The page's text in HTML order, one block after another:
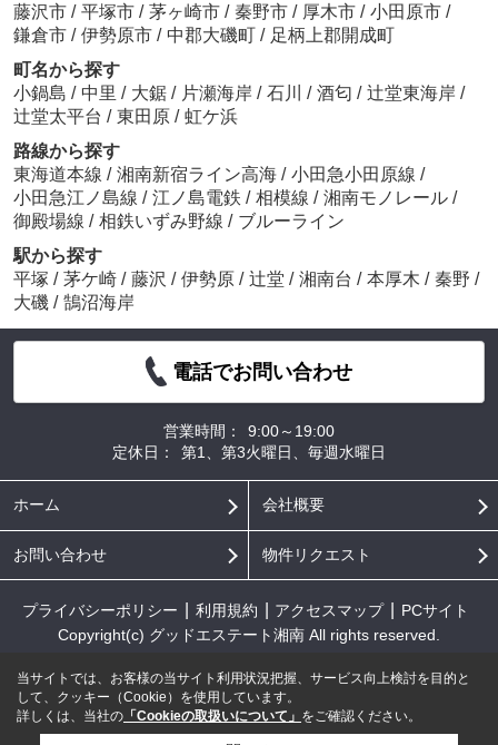
藤沢市 / 平塚市 / 茅ヶ崎市 / 秦野市 / 厚木市 / 小田原市 /
鎌倉市 / 伊勢原市 / 中郡大磯町 / 足柄上郡開成町
町名から探す
小鍋島 / 中里 / 大鋸 / 片瀬海岸 / 石川 / 酒匂 / 辻堂東海岸 /
辻堂太平台 / 東田原 / 虹ケ浜
路線から探す
東海道本線 / 湘南新宿ライン高海 / 小田急小田原線 /
小田急江ノ島線 / 江ノ島電鉄 / 相模線 / 湘南モノレール /
御殿場線 / 相鉄いずみ野線 / ブルーライン
駅から探す
平塚 / 茅ケ崎 / 藤沢 / 伊勢原 / 辻堂 / 湘南台 / 本厚木 / 秦野 /
大磯 / 鵠沼海岸
電話でお問い合わせ
営業時間：
9:00～19:00
定休日：
第1、第3火曜日、毎週水曜日
ホーム 会社概要
お問い合わせ 物件リクエスト
プライバシーポリシー 利用規約 アクセスマップ
PCサイト
Copyright(c) グッドエステート湘南 All rights reserved.
当サイトでは、お客様の当サイト利用状況把握、サービス向上検討を目的と
して、クッキー（Cookie）を使用しています。
詳しくは、当社の 「Cookieの取扱いについて」 をご確認ください。